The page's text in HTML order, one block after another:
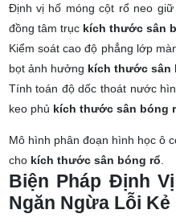
Định vị hố móng cột rổ neo
đồng tâm trục kích thước sân
Kiểm soát cao độ phẳng lớp
bọt ảnh hưởng kích thước sân
Tính toán độ dốc thoát nước
keo phủ kích thước sân bóng
Mô hình phân đoạn hình học ô
cho kích thước sân bóng rổ.
Biện Pháp Định
Ngăn Ngừa Lỗi